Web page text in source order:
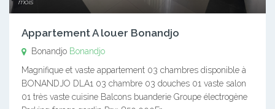
Appartement A louer Bonandjo
Bonandjo Bonandjo
Magnifique et vaste appartement 03 chambres disponible à
BONANDJO DLA1 03 chambre 03 douches 01 vaste salon
01 très vaste cuisine Balcons buanderie Groupe électrogène